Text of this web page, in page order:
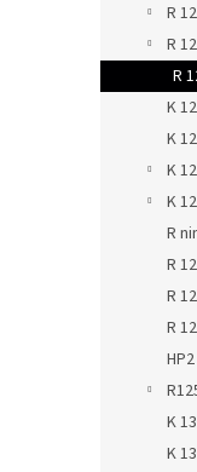
R
R
R
K
K
K
K
R
R
R
R
K
K